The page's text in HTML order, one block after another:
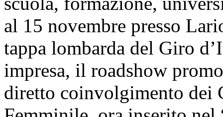
al 15 novembre presso
tappa lombarda del Giro
impresa, il roadshow
diretto coinvolgimento dei